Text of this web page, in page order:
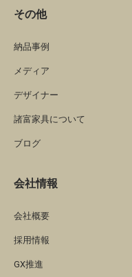
その他
納品事例
メディア
デザイナー
諸富家具について
ブログ
会社情報
会社概要
採用情報
GX推進